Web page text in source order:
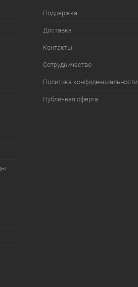
Поддержка
Доставка
Контакты
Сотрудничество
Политика конфиденциальности
Публичная оферта